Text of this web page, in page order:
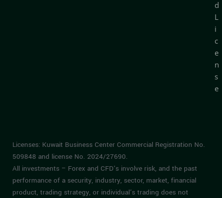
d
L
i
c
e
n
s
e
Licenses: Kuwait Business Center Commercial Registration No.
509848 and license No. 2024/27690.
All investments – Forex and CFD’s involve risk, and the past
performance of a security, industry, sector, market, financial
product, trading strategy, or individual’s trading does not